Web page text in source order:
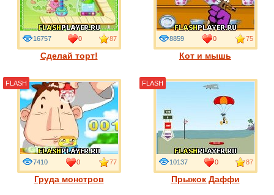
Сделай торт!
16757 0 87
Кот и мышь
8859 0 75
Груда монстров
7410 0 77
FLASH
Прыжок Даффи
10137 0 87
FLASH